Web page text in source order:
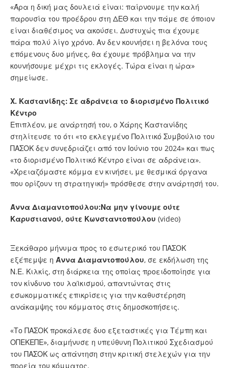
«Άρα η δική μας δουλειά είναι: παίρνουμε την καλή
παρουσία του προέδρου στη ΔΕΘ και την πάμε σε όποιον
είναι διαθέσιμος να ακούσει. Δυστυχώς πια έχουμε
πάρα πολύ λίγο χρόνο. Αν δεν κουνήσει η βελόνα τους
επόμενους δυο μήνες, θα έχουμε πρόβλημα να την
κουνήσουμε μέχρι τις εκλογές. Τώρα είναι η ώρα»
σημείωσε.
Χ. Καστανίδης: Σε αδράνεια το διορισμένο Πολιτικό
Κέντρο
Επιπλέον, με ανάρτησή του, ο Χάρης Καστανίδης
στηλίτευσε το ότι «το εκλεγμένο Πολιτικό Συμβούλιο του
ΠΑΣΟΚ δεν συνεδριάζει από τον Ιούνιο του 2024» και πως
«το διορισμένο Πολιτικό Κέντρο είναι σε αδράνεια».
«Χρειαζόμαστε κόμμα εν κινήσει, με θεσμικά όργανα
που ορίζουν τη στρατηγική» πρόσθεσε στην ανάρτησή του.
Άννα Διαμαντοπούλου:Να μην γίνουμε ούτε
Καρυστιανού, ούτε Κωνσταντοπούλου (video)
Ξεκάθαρο μήνυμα προς το εσωτερικό του ΠΑΣΟΚ
εξέπεμψε η Άννα Διαμαντοπούλου, σε εκδήλωση της
Ν.Ε. Κιλκίς, στη διάρκεια της οποίας προειδοποίησε για
τον κίνδυνο του λαϊκισμού, απαντώντας στις
εσωκομματικές επικρίσεις για την καθυστέρηση
ανάκαμψης του κόμματος στις δημοσκοπήσεις.
«Το ΠΑΣΟΚ προκάλεσε δυο εξεταστικές για Τέμπη και
ΟΠΕΚΕΠΕ», διαμήνυσε η υπεύθυνη Πολιτικού Σχεδιασμού
του ΠΑΣΟΚ ως απάντηση στην κριτική στελεχών για την
πορεία του κόμματος.